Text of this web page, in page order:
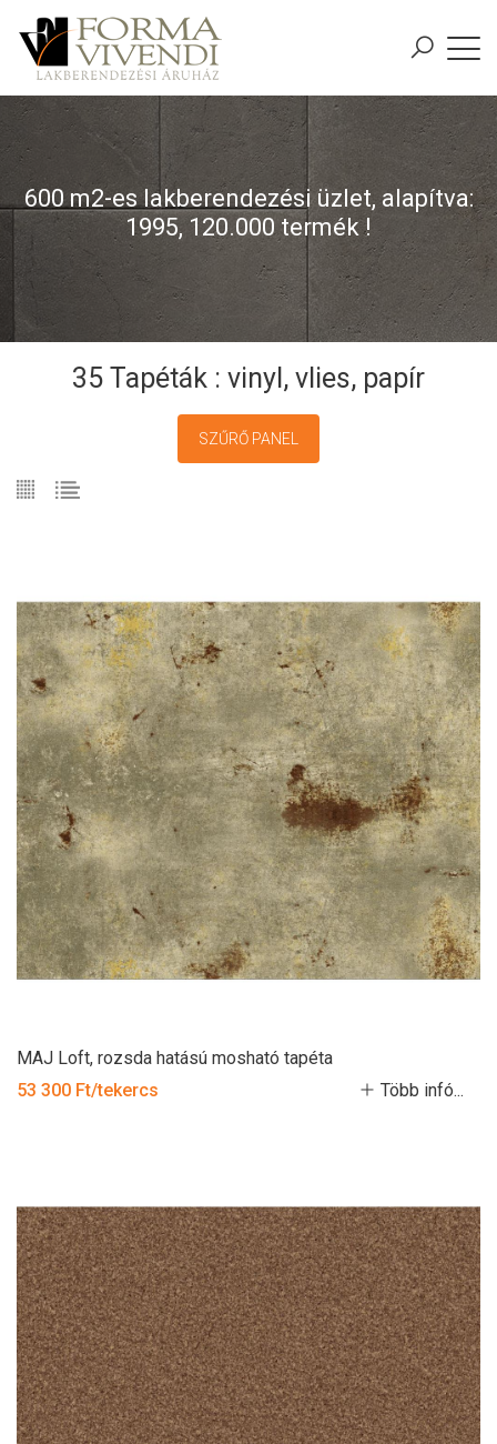
600 m2-es lakberendezési üzlet, alapítva:
1995, 120.000 termék !
35 Tapéták : vinyl, vlies, papír
SZŰRŐ PANEL
MAJ Loft, rozsda hatású mosható tapéta
53 300 Ft/tekercs
Több infó...